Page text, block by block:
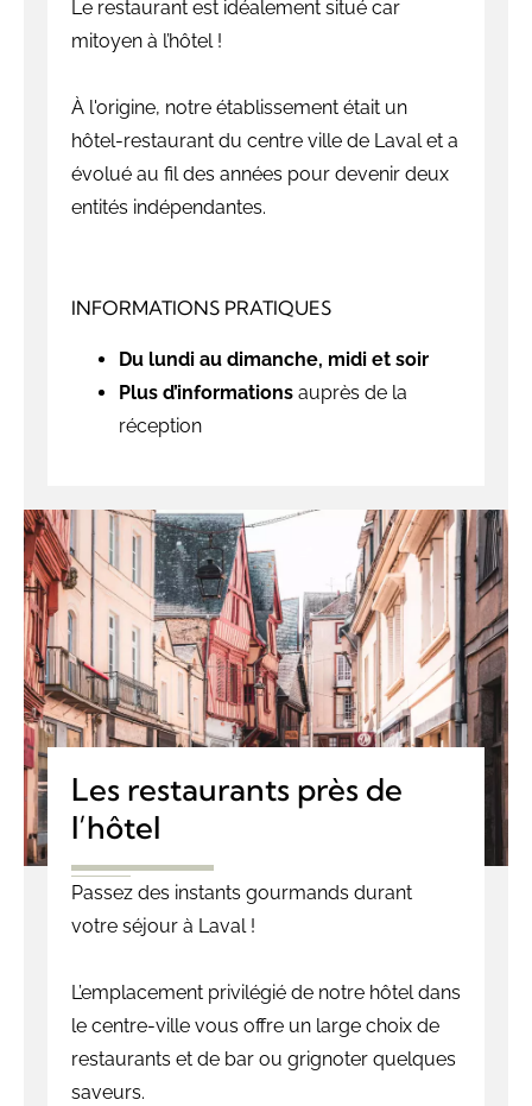
Le restaurant est idéalement situé car
mitoyen à l’hôtel !
À l'origine, notre établissement était un
hôtel-restaurant du centre ville de Laval et a
évolué au fil des années pour devenir deux
entités indépendantes.
INFORMATIONS PRATIQUES
Du lundi au dimanche, midi et soir
Plus d’informations auprès de la
réception
Les restaurants près de
l’hôtel
Passez des instants gourmands durant
votre séjour à Laval !
L’emplacement privilégié de notre hôtel dans
le centre-ville vous offre un large choix de
restaurants et de bar ou grignoter quelques
saveurs.